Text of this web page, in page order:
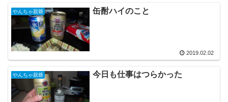
やんちゃ親爺 缶酎ハイのこと
2019.02.02
やんちゃ親爺 今日も仕事はつらかった